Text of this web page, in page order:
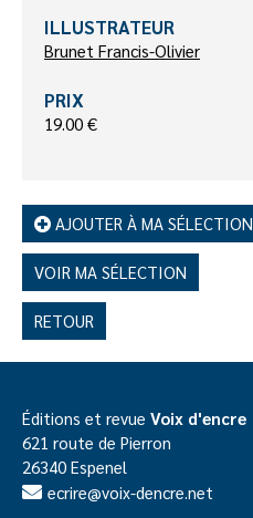
ILLUSTRATEUR
Brunet Francis-Olivier
PRIX
19.00 €
AJOUTER À MA SÉLECTION
VOIR MA SÉLECTION
RETOUR
Éditions et revue Voix d'encre
621 route de Pierron
26340 Espenel
ecrire@voix-dencre.net